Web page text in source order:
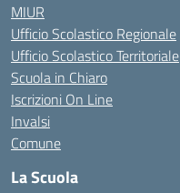
MIUR
Ufficio Scolastico Regionale
Ufficio Scolastico Territoriale
Scuola in Chiaro
Iscrizioni On Line
Invalsi
Comune
La Scuola